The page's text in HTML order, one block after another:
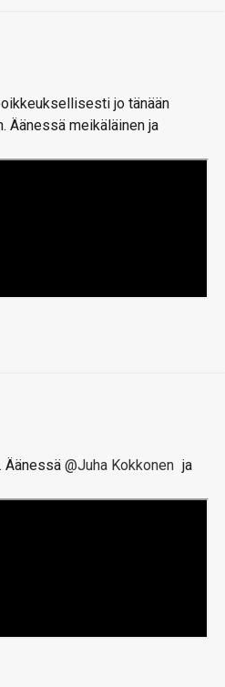
jo tänään
Äänessä meikäläinen ja
Äänessä @Juha Kokkonen ja